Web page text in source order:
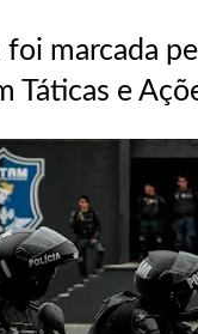
marcada
Táticas e